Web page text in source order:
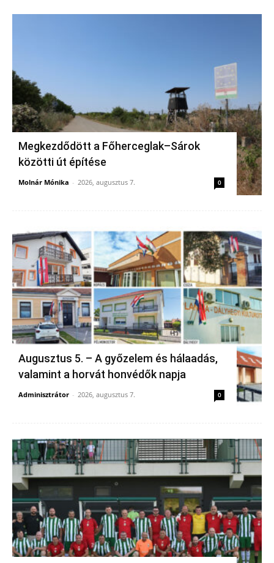
Megkezdődött a Főherceglak–Sárok
közötti út építése
Molnár Mónika - 2026, augusztus 7. 0
Augusztus 5. – A győzelem és hálaadás,
valamint a horvát honvédők napja
Adminisztrátor - 2026, augusztus 7. 0